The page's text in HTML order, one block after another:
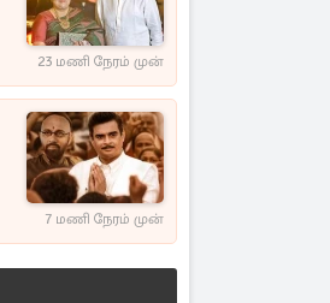
23 மணி நேரம் முன்
7 மணி நேரம் முன்